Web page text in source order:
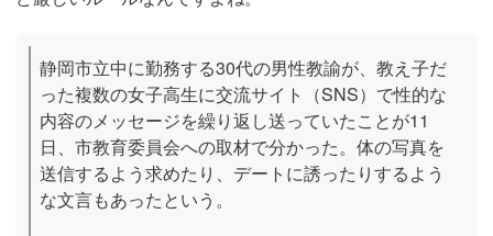
静岡市立中に勤務する30代の男性教諭が、教え子だ
った複数の女子高生に交流サイト（SNS）で性的な
内容のメッセージを繰り返し送っていたことが11
日、市教育委員会への取材で分かった。体の写真を
送信するよう求めたり、デートに誘ったりするよう
な文言もあったという。